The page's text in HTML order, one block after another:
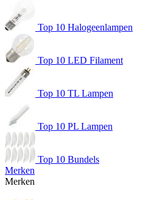
Top 10 Halogeenlampen
Top 10 LED Filament
Top 10 TL Lampen
Top 10 PL Lampen
Top 10 Bundels
Merken
Merken